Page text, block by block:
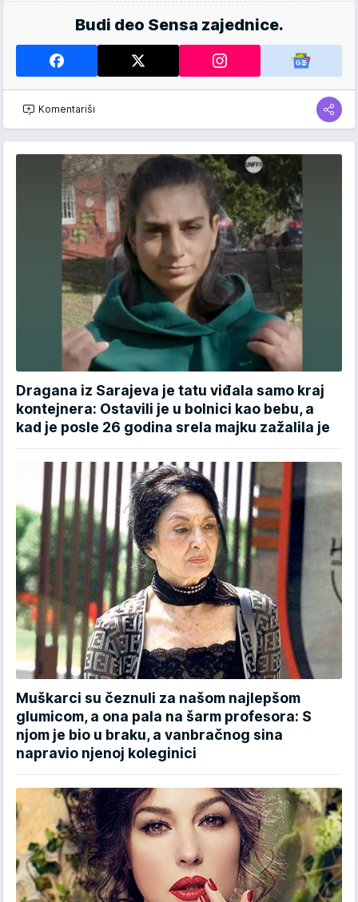
Budi deo Sensa zajednice.
Komentariši
Dragana iz Sarajeva je tatu viđala samo kraj
kontejnera: Ostavili je u bolnici kao bebu, a
kad je posle 26 godina srela majku zažalila je
Muškarci su čeznuli za našom najlepšom
glumicom, a ona pala na šarm profesora: S
njom je bio u braku, a vanbračnog sina
napravio njenoj koleginici